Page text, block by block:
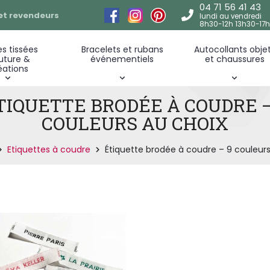
revendeurs
04 71 56 41 43
lundi au vendredi
8h30-12h 13h30-17h
+
tissées
&
sur vos créations
tissu Griffes Duo 50% à
à thermocoller
Bracelets et rubans
événementiels
Ruban personnalisé tissé
Bracelet tissu personnalisé
Autocollants
et chaussures
Étiquette format
Autocollant
BRODÉE À COUDRE
COULEURS AU CHOIX
Etiquettes à coudre Étiquette brodée à coudre – 9